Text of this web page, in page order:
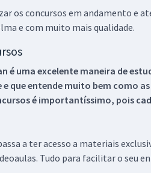
os concursos em andamento e
e com muito mais qualidade.
é uma excelente maneira de
que entende muito bem como
é importantíssimo, pois
a ter acesso a materiais
Tudo para facilitar o seu